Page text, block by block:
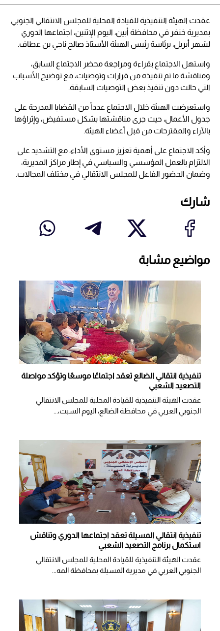
عقدت الهيئة التنفيذية للقيادة المحلية للمجلس الانتقالي الجنوبي
بمديرية خنفر في محافظة أبين، اليوم الإثنين، اجتماعها الدوري
لشهر أبريل، برئاسة رئيس الهيئة الأستاذ صالح ناجي بن عطاف.
واستهل الاجتماع بقراءة ومراجعة محضر الاجتماع السابق،
ومناقشة ما تم تنفيذه من قرارات وتوصيات، مع توضيح الأسباب
التي حالت دون تنفيذ بعض التوصيات السابقة.
واستعرضت الهيئة خلال الاجتماع عدداً من القضايا المدرجة على
جدول الأعمال، حيث جرى مناقشتها بشكل مستفيض، وإثراؤها
بالآراء والمقترحات من قبل أعضاء الهيئة.
وأكد الاجتماع على أهمية تعزيز مستوى الأداء، مع التشديد على
الالتزام بالعمل المؤسسي والسياسي في إطار مراكز المديرية،
وضمان الحضور الفاعل للمجلس الانتقالي في مختلف المجالات.
شارك
مواضيع مشابة
تنفيذية انتقالي الضالع تعقد اجتماعًا موسعًا وتؤكد مواصلة
التصعيد الشعبي
عقدت الهيئة التنفيذية للقيادة المحلية للمجلس الانتقالي
الجنوبي العربي في محافظة الضالع، اليوم السبت،...
تنفيذية انتقالي المسيلة تعقد اجتماعها الدوري وتناقش
استكمال برنامج التصعيد الشعبي
عقدت الهيئة التنفيذية للقيادة المحلية للمجلس الانتقالي
الجنوبي العربي في مديرية المسيلة بمحافظة المه...